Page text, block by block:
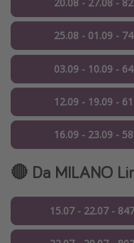
25.08 - 01.09 -
03.09 - 10.09 -
12.09 - 19.09 -
16.09 - 23.09 -
🔴 Da MILANO
15.07 - 22.07 -